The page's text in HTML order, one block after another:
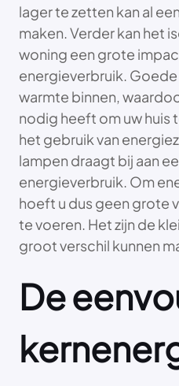
lager te zetten kan al
maken. Verder kan het
woning een grote
energieverbruik.
warmte binnen,
nodig heeft om uw huis
het gebruik van
lampen draagt bij aan
energieverbruik. Om
hoeft u dus geen grote
te voeren. Het zijn de
groot verschil kunnen
De